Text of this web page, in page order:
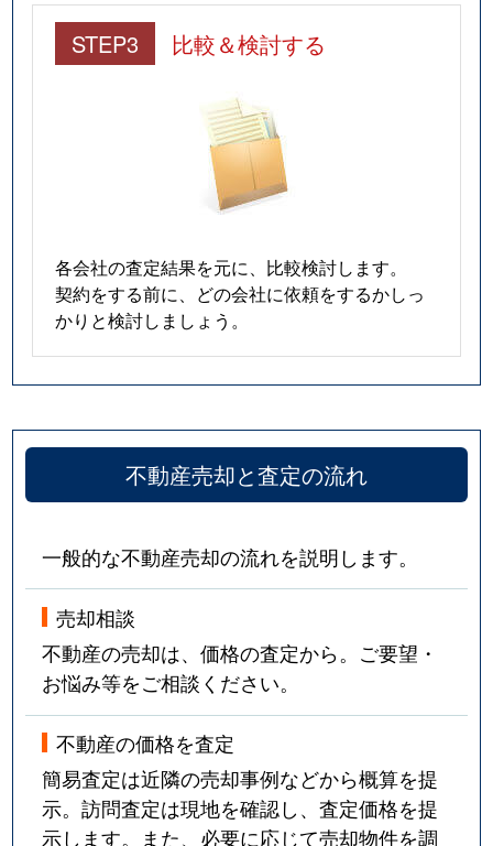
STEP3 比較＆検討する
各会社の査定結果を元に、比較検討します。
契約をする前に、どの会社に依頼をするかしっ
かりと検討しましょう。
不動産売却と査定の流れ
一般的な不動産売却の流れを説明します。
売却相談
不動産の売却は、価格の査定から。ご要望・
お悩み等をご相談ください。
不動産の価格を査定
簡易査定は近隣の売却事例などから概算を提
示。訪問査定は現地を確認し、査定価格を提
示します。また、必要に応じて売却物件を調